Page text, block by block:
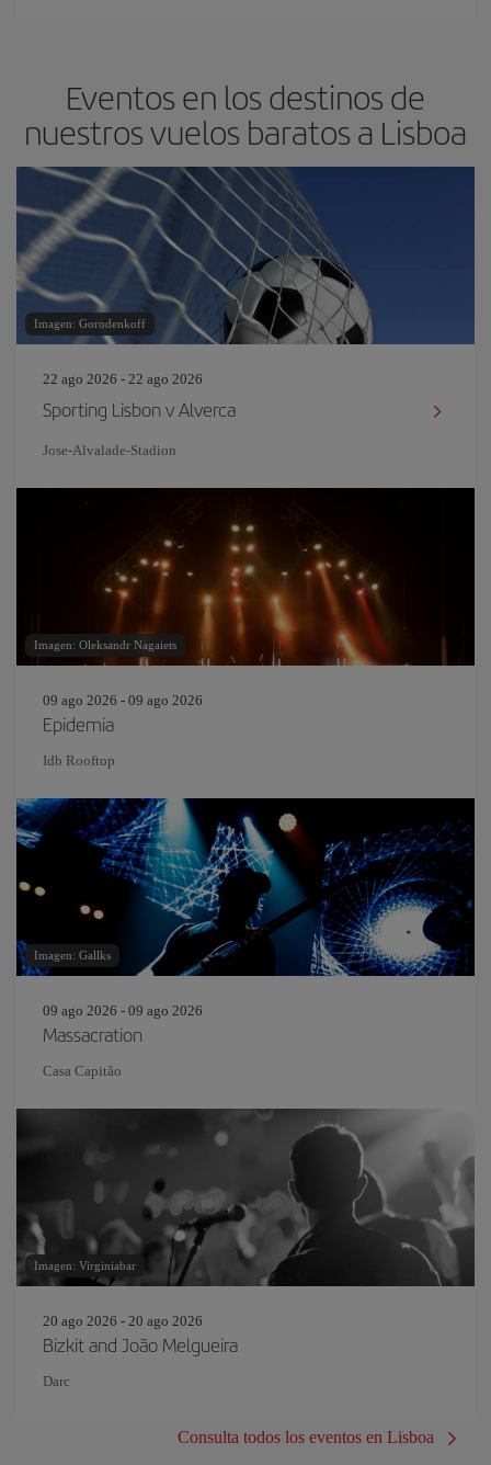
Eventos en los destinos de
nuestros vuelos baratos a Lisboa
Imagen: Gorodenkoff
22 ago 2026 - 22 ago 2026
Sporting Lisbon v Alverca
Jose-Alvalade-Stadion
Imagen: Oleksandr Nagaiets
09 ago 2026 - 09 ago 2026
Epidemia
Idb Rooftop
Imagen: Gallks
09 ago 2026 - 09 ago 2026
Massacration
Casa Capitão
Imagen: Virginiabar
20 ago 2026 - 20 ago 2026
Bizkit and João Melgueira
Darc
Consulta todos los eventos en Lisboa